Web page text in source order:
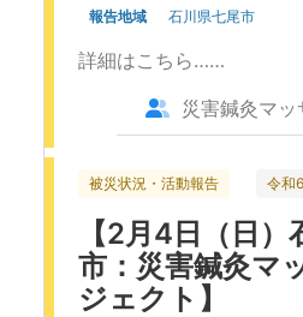
報告地域 石川県七尾市
詳細はこちら……
災害鍼灸マッ
被災状況・活動報告 令和
【2月4日（日）
市：災害鍼灸マ
ジェクト】